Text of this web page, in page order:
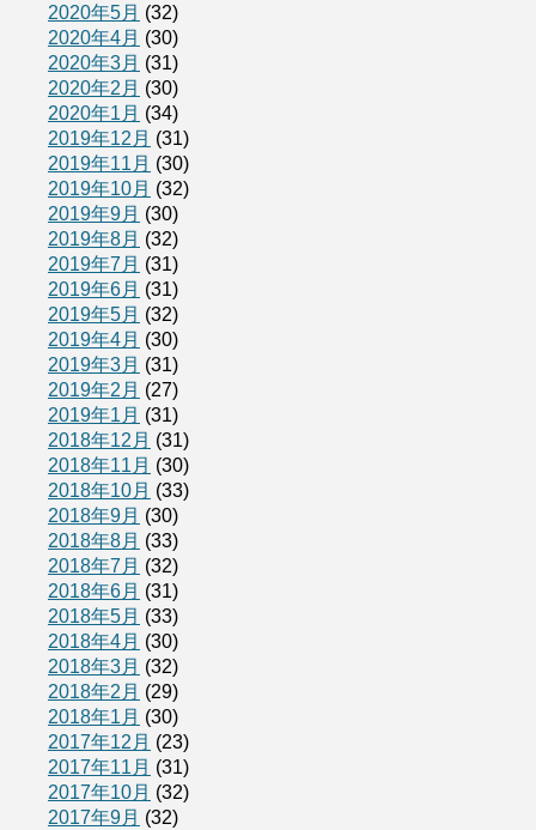
2020年5月 (32)
2020年4月 (30)
2020年3月 (31)
2020年2月 (30)
2020年1月 (34)
2019年12月 (31)
2019年11月 (30)
2019年10月 (32)
2019年9月 (30)
2019年8月 (32)
2019年7月 (31)
2019年6月 (31)
2019年5月 (32)
2019年4月 (30)
2019年3月 (31)
2019年2月 (27)
2019年1月 (31)
2018年12月 (31)
2018年11月 (30)
2018年10月 (33)
2018年9月 (30)
2018年8月 (33)
2018年7月 (32)
2018年6月 (31)
2018年5月 (33)
2018年4月 (30)
2018年3月 (32)
2018年2月 (29)
2018年1月 (30)
2017年12月 (23)
2017年11月 (31)
2017年10月 (32)
2017年9月 (32)